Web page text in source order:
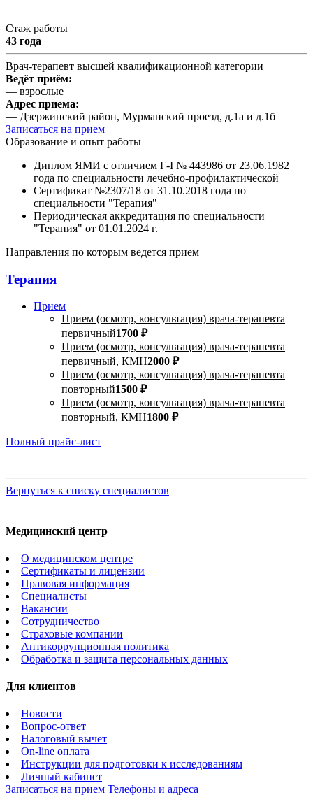
Стаж работы
43 года
Врач-терапевт высшей квалификационной категории
Ведёт приём:
— взрослые
Адрес приема:
— Дзержинский район, Мурманский проезд, д.1а и д.1б
Записаться на прием
Образование и опыт работы
Диплом ЯМИ с отличием Г-I № 443986 от 23.06.1982
года по специальности лечебно-профилактической
Сертификат №2307/18 от 31.10.2018 года по
специальности "Терапия"
Периодическая аккредитация по специальности
"Терапия" от 01.01.2024 г.
Направления по которым ведется прием
Терапия
Прием
Прием (осмотр, консультация) врача-терапевта
первичный1700 ₽
Прием (осмотр, консультация) врача-терапевта
первичный, КМН2000 ₽
Прием (осмотр, консультация) врача-терапевта
повторный1500 ₽
Прием (осмотр, консультация) врача-терапевта
повторный, КМН1800 ₽
Полный прайс-лист
Вернуться к списку специалистов
Медицинский центр
О медицинском центре
Сертификаты и лицензии
Правовая информация
Специалисты
Вакансии
Сотрудничество
Страховые компании
Антикоррупционная политика
Обработка и защита персональных данных
Для клиентов
Новости
Вопрос-ответ
Налоговый вычет
On-line оплата
Инструкции для подготовки к исследованиям
Личный кабинет
Записаться на прием Телефоны и адреса